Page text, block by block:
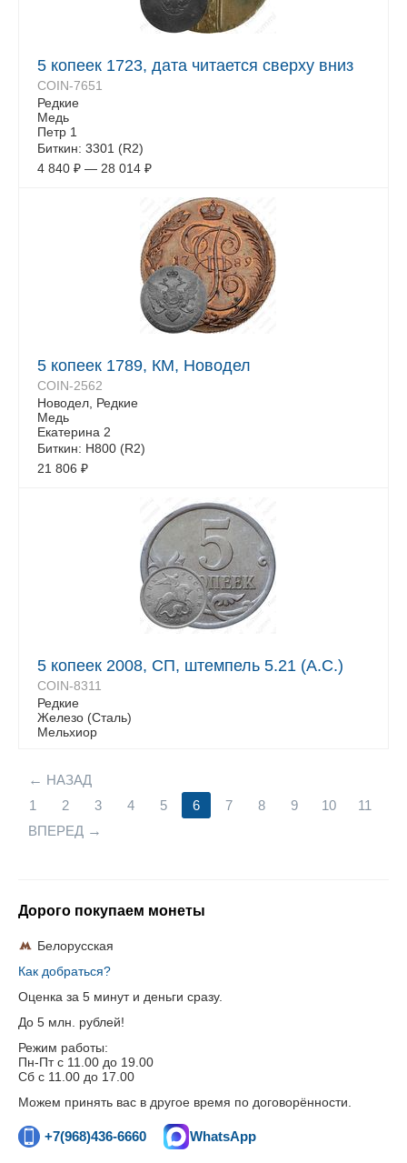
5 копеек 1723, дата читается сверху вниз
COIN-7651
Редкие
Медь
Петр 1
Биткин: 3301 (R2)
4 840 ₽ — 28 014 ₽
5 копеек 1789, КМ, Новодел
COIN-2562
Новодел, Редкие
Медь
Екатерина 2
Биткин: Н800 (R2)
21 806 ₽
5 копеек 2008, СП, штемпель 5.21 (А.С.)
COIN-8311
Редкие
Железо (Сталь)
Мельхиор
НАЗАД
1
2 3 4 5 6 7 8 9 10
11
ВПЕРЕД
Дорого покупаем монеты
Белорусская
Как добраться?
Оценка за 5 минут и деньги сразу.
До 5 млн. рублей!
Режим работы:
Пн-Пт c 11.00 до 19.00
Сб с 11.00 до 17.00
Можем принять вас в другое время по договорённости.
+7(968)436-6660 WhatsApp